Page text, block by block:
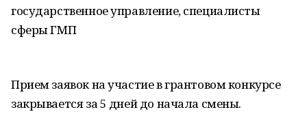
государственное управление, специалисты
сферы ГМП
Прием заявок на участие в грантовом конкурсе
закрывается за 5 дней до начала смены.